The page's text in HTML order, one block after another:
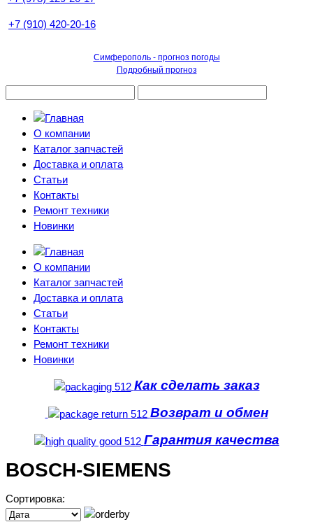
+7 (910) 420-20-16
Симферополь - прогноз погоды
Подробный прогноз
О компании
Каталог запчастей
Доставка и оплата
Статьи
Контакты
Ремонт техники
Новинки
О компании
Каталог запчастей
Доставка и оплата
Статьи
Контакты
Ремонт техники
Новинки
Как сделать заказ
Возврат и обмен
Гарантия качества
BOSCH-SIEMENS
Сортировка: